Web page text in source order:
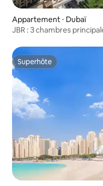
Appartement ⋅ Dubaï
JBR : 3 chambres
Superhôte
Superhôte